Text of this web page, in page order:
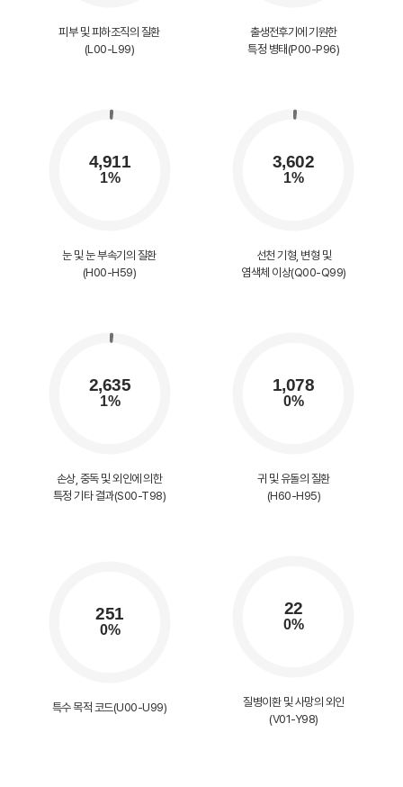
피부 및 피하조직의 질환
(L00-L99)
출생전후기에 기원한
특정 병태(P00-P96)
눈 및 눈 부속기의 질환
(H00-H59)
선천 기형, 변형 및
염색체 이상(Q00-Q99)
손상, 중독 및 외인에 의한
특정 기타 결과(S00-T98)
귀 및 유돌의 질환
(H60-H95)
특수 목적 코드(U00-U99)
질병이환 및 사망의 외인
(V01-Y98)